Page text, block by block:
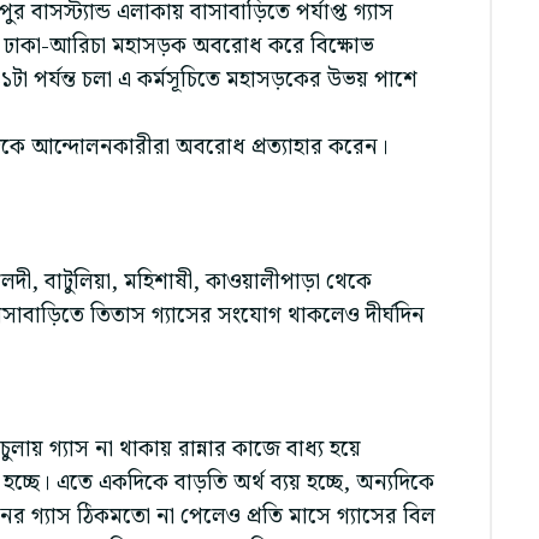
এলাকায় বাসাবাড়িতে পর্যাপ্ত গ্যাস
ঢাকা-আরিচা মহাসড়ক অবরোধ করে বিক্ষোভ
পর্যন্ত চলা এ কর্মসূচিতে মহাসড়কের উভয় পাশে
আন্দোলনকারীরা অবরোধ প্রত্যাহার করেন।
বাটুলিয়া, মহিশাষী, কাওয়ালীপাড়া থেকে
তিতাস গ্যাসের সংযোগ থাকলেও দীর্ঘদিন
গ্যাস না থাকায় রান্নার কাজে বাধ্য হয়ে
এতে একদিকে বাড়তি অর্থ ব্যয় হচ্ছে, অন্যদিকে
গ্যাস ঠিকমতো না পেলেও প্রতি মাসে গ্যাসের বিল